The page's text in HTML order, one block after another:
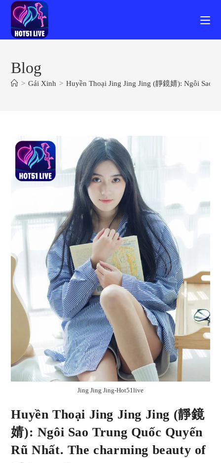
Skip
content
Blog
> Gái Xinh > Huyền Thoại Jing Jing Jing (靜鏡婧): Ngôi Sao
Jing Jing Jing-Hot51live
Huyền Thoại Jing Jing Jing (靜鏡
婧): Ngôi Sao Trung Quốc Quyến
Rũ Nhất. The charming beauty of